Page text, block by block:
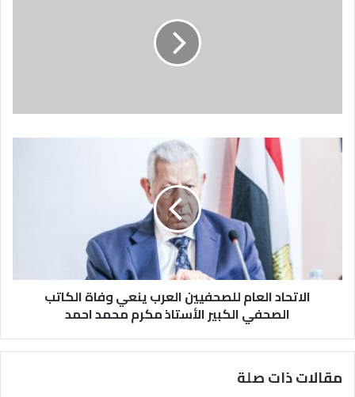
الاتحاد العام للصحفيين العرب ينعي وفاة الكاتب
الصحفي الكبير الأستاذ مكرم محمد احمد
مقالات ذات صلة